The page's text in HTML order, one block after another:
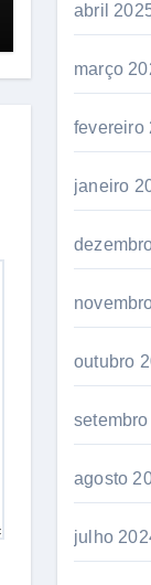
abril
março
fevereiro
janeiro
outubro
agosto
julho